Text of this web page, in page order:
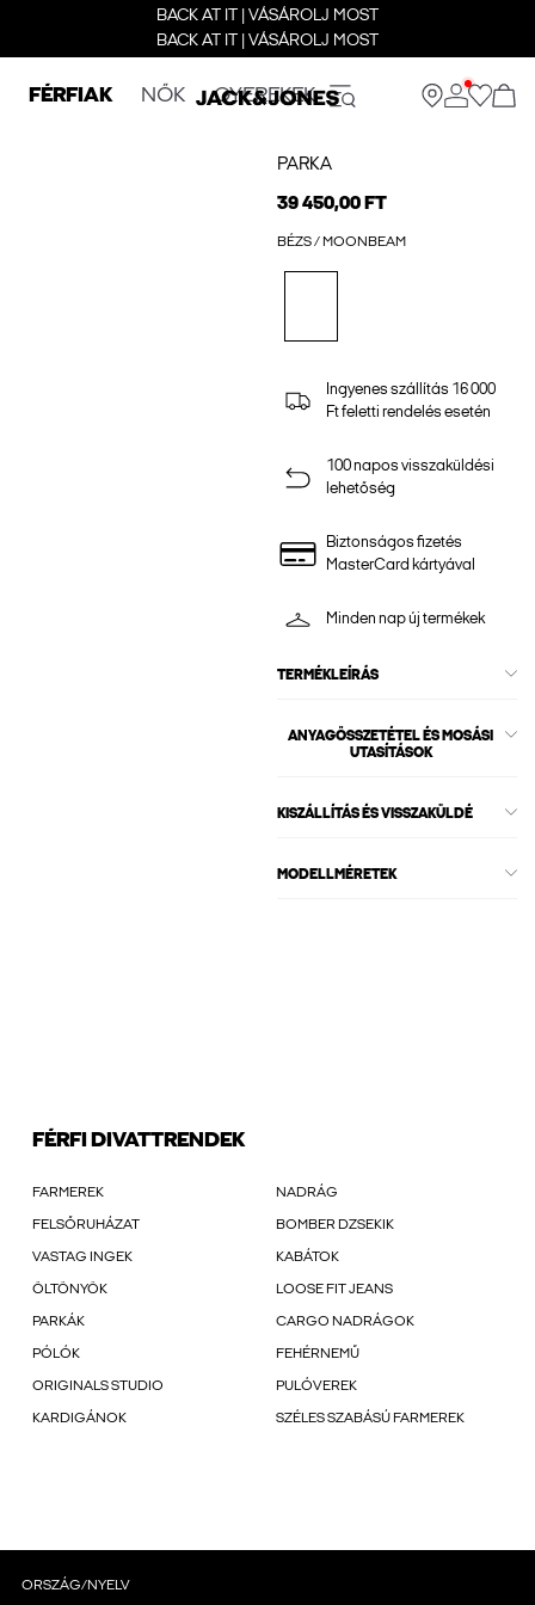
BACK AT IT | VÁSÁROLJ MOST
BACK AT IT | VÁSÁROLJ MOST
FÉRFIAK NŐK GYEREKEK
PARKA
39 450,00 FT
BÉZS / MOONBEAM
Ingyenes szállítás 16 000
Ft feletti rendelés esetén
100 napos visszaküldési
lehetőség
Biztonságos fizetés
MasterCard kártyával
Minden nap új termékek
TERMÉKLEÍRÁS
ANYAGÖSSZETÉTEL ÉS MOSÁSI
UTASÍTÁSOK
KISZÁLLÍTÁS ÉS VISSZAKÜLDÉ
MODELLMÉRETEK
FÉRFI DIVATTRENDEK
FARMEREK NADRÁG
FELSŐRUHÁZAT BOMBER DZSEKIK
VASTAG INGEK KABÁTOK
ÖLTÖNYÖK LOOSE FIT JEANS
PARKÁK CARGO NADRÁGOK
PÓLÓK FEHÉRNEMŰ
ORIGINALS STUDIO PULÓVEREK
KARDIGÁNOK SZÉLES SZABÁSÚ FARMEREK
ORSZÁG/NYELV